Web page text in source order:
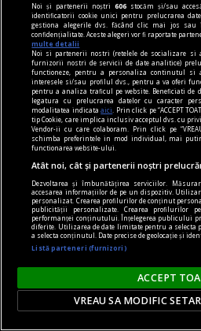
Noi și partenerii noștri606 stocăm și/sau
identificatorii cookie unici pentru prelucrarea
gestiona alegerile dvs. făcând clic mai jos
confidențialitate. Aceste alegeri vor fi raportate
multe detalii
Noi si partenerii nostri (retelele de socializare si
furnizorii nostri de servicii de date analitice)
functioneze, pentru a personaliza continutul
interesele si/sau profilul dvs., pentru a va oferi
pentru a analiza traficul pe website. Beneficiati de
legatura cu prelucrarea datelor cu caracter
modalitatea indicataaici
. Prin click pe “ACCEPT
tip Cookie, care implica inclusiv acceptul dvs. cu
Vendor-ii cu care colaboram. Prin click pe
schimba preferintele in mod individual, mai
functionarea website-ului.
Atât noi, cât și partenerii noștri
Dezvoltarea și îmbunătățirea serviciilor.
accesarea informațiilor de pe un dispozitiv.
personalizat. Crearea profilurilor de conținut
publicității personalizate. Crearea profilurilor
performanței conținutului. Înțelegerea publicului
diferite. Utilizarea de date limitate pentru a
a selecta conținutul. Date precise de geolocație și
Listă parteneri (furnizori)
ACCEPT
VREAU SA MODIFIC